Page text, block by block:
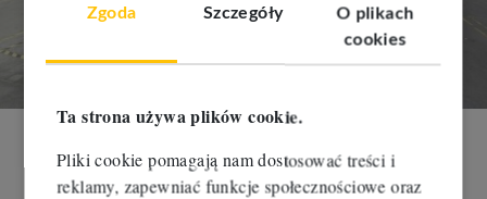
Zgoda Szczegóły
O plikach
cookies
Ta strona używa plików cookie.
Pliki cookie pomagają nam dostosować treści i
reklamy, zapewniać funkcje społecznościowe oraz
Hala na wynajem
Bydgoszcz, Czyżkówko